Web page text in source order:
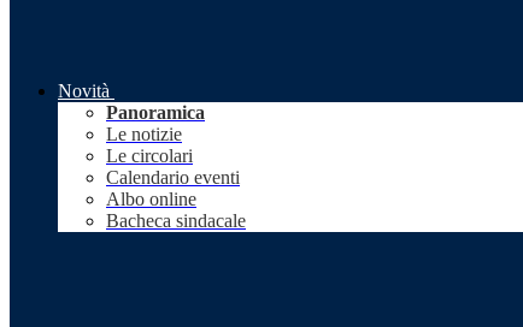
Novità
Panoramica
Le notizie
Le circolari
Calendario eventi
Albo online
Bacheca sindacale